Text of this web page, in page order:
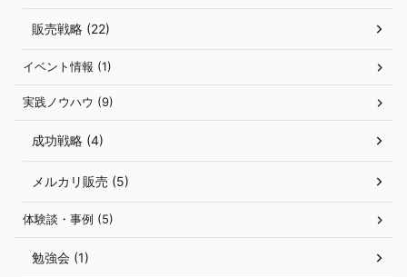
販売戦略 (22)
イベント情報 (1)
実践ノウハウ (9)
成功戦略 (4)
メルカリ販売 (5)
体験談・事例 (5)
勉強会 (1)